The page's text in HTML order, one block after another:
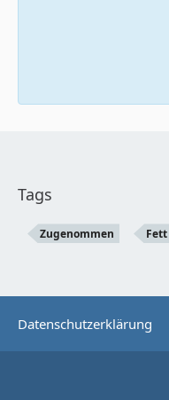
Tags
Zugenommen Fett
Datenschutzerklärung